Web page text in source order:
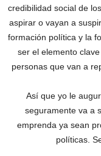
credibilidad social de
aspirar o vayan a
formación política y la
ser el elemento
personas que van a
Así que yo le
seguramente va a
emprenda ya sean
políticas.